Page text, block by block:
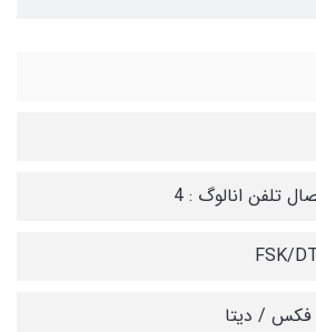
تلفن انالوگ : 4
فکس / دیتا